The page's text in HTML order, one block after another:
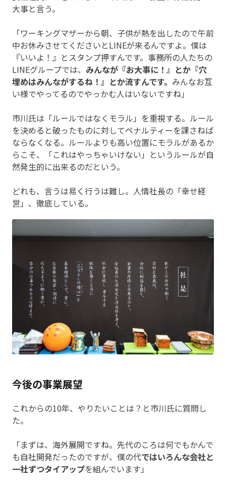
大事と言う。
「ワーキングマザーから朝、子供が熱を出したので午前
中お休みさせてくださいとLINEが来るんですよ。僕は
『いいよ！』とスタンプ押すんです。事務所の人たちの
LINEグループでは、 みんなが『お大事に！』とか『穴
埋めはみんながするね！』とか流すんです。 みんなお互
い様でやってるのでやっかむ人はいないですね」
市川氏は「ルールではなくモラル」を重視する。ルール
を決めると破ったものに対してペナルティーを課さねば
ならなくなる。ルールよりも高い位置にモラルがあるか
らこそ、「これはやっちゃいけない」というルールが自
然発生的に出来るのだという。
どれも、言うは易く行うは難し。人情社長の「幸せ経
営」、徹底している。
今後の事業展望
これからの10年、やりたいことは？と市川氏に質問し
た。
「まずは、海外展開ですね。先代のころは何でもかんで
も自社開発だったのですが、僕の代ではいろんな会社と
一社ずつタイアップを組んでいます」